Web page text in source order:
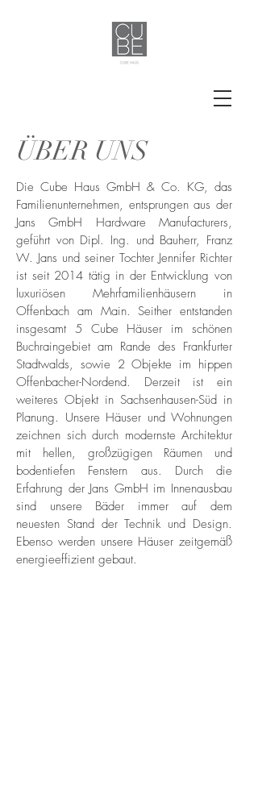
ÜBER UNS
Die Cube Haus GmbH & Co. KG, das
Familienunternehmen, entsprungen aus der
Jans GmbH Hardware Manufacturers,
geführt von Dipl. Ing. und Bauherr, Franz
W. Jans und seiner Tochter Jennifer Richter
ist seit 2014 tätig in der Entwicklung von
luxuriösen Mehrfamilienhäusern in
Offenbach am Main. Seither entstanden
insgesamt 5 Cube Häuser im schönen
Buchraingebiet am Rande des Frankfurter
Stadtwalds, sowie 2 Objekte im hippen
Offenbacher-Nordend. Derzeit ist ein
weiteres Objekt in Sachsenhausen-Süd in
Planung. Unsere Häuser und Wohnungen
zeichnen sich durch modernste Architektur
mit hellen, großzügigen Räumen und
bodentiefen Fenstern aus. Durch die
Erfahrung der Jans GmbH im Innenausbau
sind unsere Bäder immer auf dem
neuesten Stand der Technik und Design.
Ebenso werden unsere Häuser zeitgemäß
energieeffizient gebaut.